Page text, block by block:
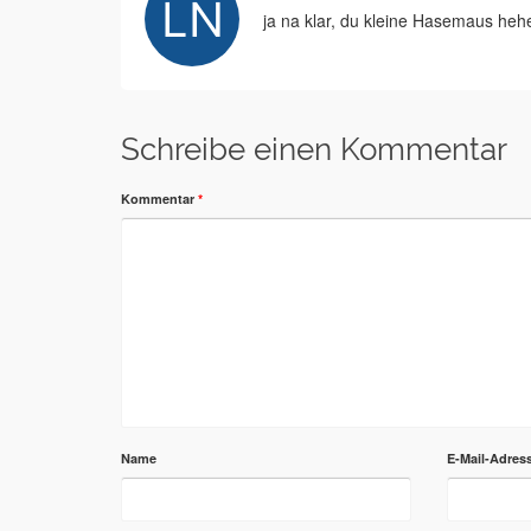
ja na klar, du kleine Hasemaus
Schreibe einen Kommentar
Kommentar *
Name E-Mail-